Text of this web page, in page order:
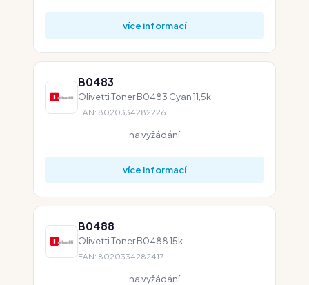
více informací
B0483
Olivetti Toner B0483 Cyan 11,5k
EAN: 8020334282226
na vyžádání
více informací
B0488
Olivetti Toner B0488 15k
EAN: 8020334282417
na vyžádání